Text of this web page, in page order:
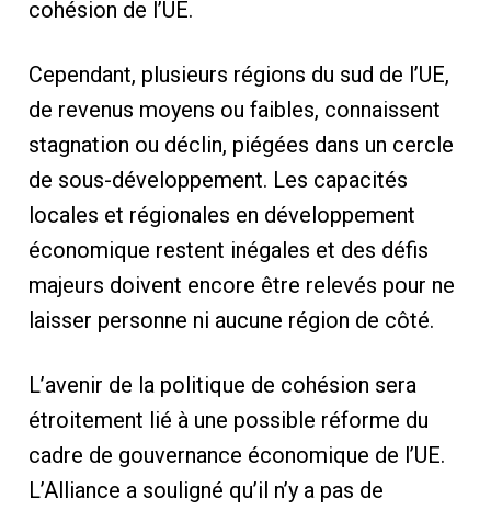
cohésion de l’UE.
Cependant, plusieurs régions du sud de l’UE,
de revenus moyens ou faibles, connaissent
stagnation ou déclin, piégées dans un cercle
de sous-développement. Les capacités
locales et régionales en développement
économique restent inégales et des défis
majeurs doivent encore être relevés pour ne
laisser personne ni aucune région de côté.
L’avenir de la politique de cohésion sera
étroitement lié à une possible réforme du
cadre de gouvernance économique de l’UE.
L’Alliance a souligné qu’il n’y a pas de